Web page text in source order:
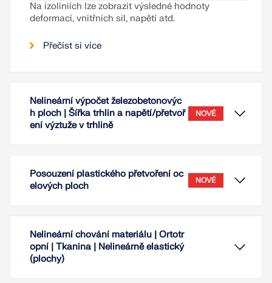
Na izoliniích lze zobrazit výsledné hodnoty
deformací, vnitřních sil, napětí atd.
Přečíst si více
Nelineární výpočet železobetonovýc
h ploch | Šířka trhlin a napětí/přetvoř
ení výztuže v trhlině
NOVÉ
Posouzení plastického přetvoření oc
elových ploch
NOVÉ
Nelineární chování materiálu | Ortotr
opní | Tkanina | Nelineárně elastický
(plochy)